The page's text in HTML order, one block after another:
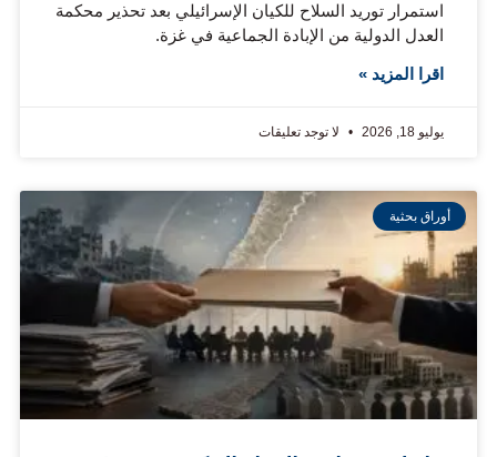
استمرار توريد السلاح للكيان الإسرائيلي بعد تحذير محكمة
العدل الدولية من الإبادة الجماعية في غزة.
اقرا المزيد »
يوليو 18, 2026 لا توجد تعليقات
أوراق بحثية